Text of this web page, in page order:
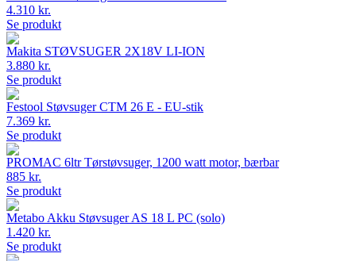
4.310 kr.
Se produkt
Makita STØVSUGER 2X18V LI-ION
3.880 kr.
Se produkt
Festool Støvsuger CTM 26 E - EU-stik
7.369 kr.
Se produkt
PROMAC 6ltr Tørstøvsuger, 1200 watt motor, bærbar
885 kr.
Se produkt
Metabo Akku Støvsuger AS 18 L PC (solo)
1.420 kr.
Se produkt